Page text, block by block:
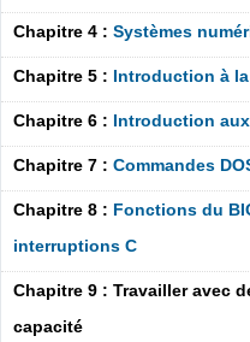
Chapitre 4 : Systèmes
Chapitre 5 : Introduction à
Chapitre 6 : Introduction
Chapitre 7 : Commandes
Chapitre 8 : Fonctions du
interruptions C
Chapitre 9 : Travailler avec
capacité